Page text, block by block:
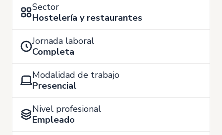
Sector
Hostelería y restaurantes
Jornada laboral
Completa
Modalidad de trabajo
Presencial
Nivel profesional
Empleado